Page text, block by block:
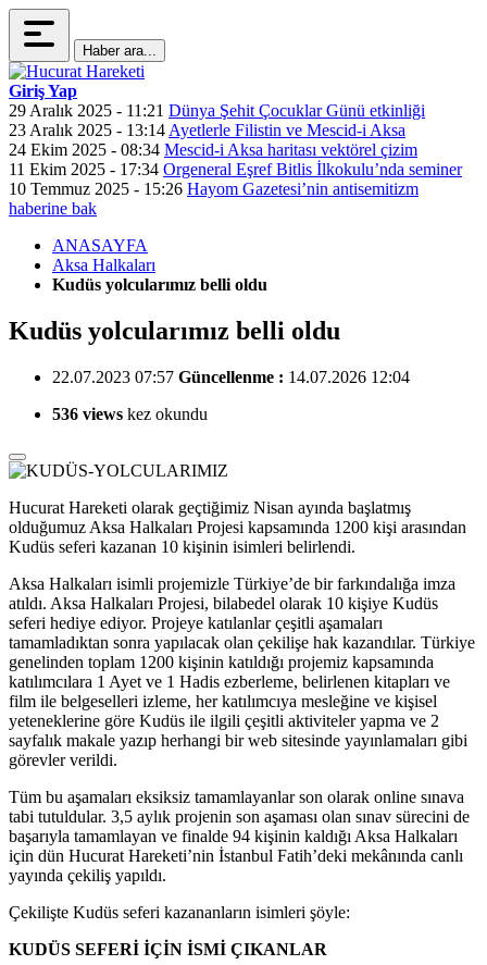
Haber ara...
Giriş Yap
29 Aralık 2025 - 11:21 Dünya Şehit Çocuklar Günü etkinliği
23 Aralık 2025 - 13:14 Ayetlerle Filistin ve Mescid-i Aksa
24 Ekim 2025 - 08:34 Mescid-i Aksa haritası vektörel çizim
11 Ekim 2025 - 17:34 Orgeneral Eşref Bitlis İlkokulu’nda seminer
10 Temmuz 2025 - 15:26 Hayom Gazetesi’nin antisemitizm
haberine bak
ANASAYFA
Aksa Halkaları
Kudüs yolcularımız belli oldu
Kudüs yolcularımız belli oldu
22.07.2023 07:57 Güncellenme : 14.07.2026 12:04
536 views kez okundu
Hucurat Hareketi olarak geçtiğimiz Nisan ayında başlatmış
olduğumuz Aksa Halkaları Projesi kapsamında 1200 kişi arasından
Kudüs seferi kazanan 10 kişinin isimleri belirlendi.
Aksa Halkaları isimli projemizle Türkiye’de bir farkındalığa imza
atıldı. Aksa Halkaları Projesi, bilabedel olarak 10 kişiye Kudüs
seferi hediye ediyor. Projeye katılanlar çeşitli aşamaları
tamamladıktan sonra yapılacak olan çekilişe hak kazandılar. Türkiye
genelinden toplam 1200 kişinin katıldığı projemiz kapsamında
katılımcılara 1 Ayet ve 1 Hadis ezberleme, belirlenen kitapları ve
film ile belgeselleri izleme, her katılımcıya mesleğine ve kişisel
yeteneklerine göre Kudüs ile ilgili çeşitli aktiviteler yapma ve 2
sayfalık makale yazıp herhangi bir web sitesinde yayınlamaları gibi
görevler verildi.
Tüm bu aşamaları eksiksiz tamamlayanlar son olarak online sınava
tabi tutuldular. 3,5 aylık projenin son aşaması olan sınav sürecini de
başarıyla tamamlayan ve finalde 94 kişinin kaldığı Aksa Halkaları
için dün Hucurat Hareketi’nin İstanbul Fatih’deki mekânında canlı
yayında çekiliş yapıldı.
Çekilişte Kudüs seferi kazananların isimleri şöyle:
KUDÜS SEFERİ İÇİN İSMİ ÇIKANLAR